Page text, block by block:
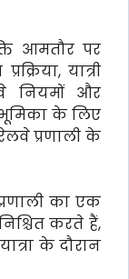
आमतौर पर
यात्री
नियमों और
भूमिका के लिए
प्रणाली के
का एक
करते हैं,
के दौरान